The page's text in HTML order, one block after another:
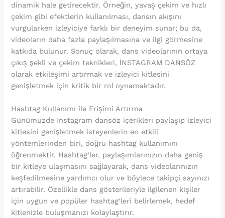
dinamik hale getirecektir. Örneğin, yavaş çekim ve hızlı
çekim gibi efektlerin kullanılması, dansın akışını
vurgularken izleyiciye farklı bir deneyim sunar; bu da,
videoların daha fazla paylaşılmasına ve ilgi görmesine
katkıda bulunur. Sonuç olarak, dans videolarının ortaya
çıkış şekli ve çekim teknikleri, İNSTAGRAM DANSÖZ
olarak etkileşimi artırmak ve izleyici kitlesini
genişletmek için kritik bir rol oynamaktadır.
Hashtag Kullanımı ile Erişimi Artırma
Günümüzde Instagram dansöz içerikleri paylaşıp izleyici
kitlesini genişletmek isteyenlerin en etkili
yöntemlerinden biri, doğru hashtag kullanımını
öğrenmektir. Hashtag’ler, paylaşımlarınızın daha geniş
bir kitleye ulaşmasını sağlayarak, dans videolarınızın
keşfedilmesine yardımcı olur ve böylece takipçi sayınızı
artırabilir. Özellikle dans gösterileriyle ilgilenen kişiler
için uygun ve popüler hashtag’leri belirlemek, hedef
kitlenizle buluşmanızı kolaylaştırır.